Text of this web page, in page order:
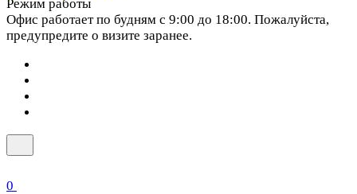
Режим работы
Офис работает по будням с 9:00 до 18:00. Пожалуйста,
предупредите о визите заранее.
0